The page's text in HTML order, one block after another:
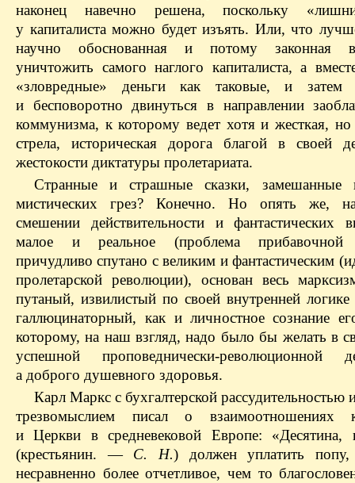
наконец навечно решена, поскольку
у капиталиста можно будет изъять. Или, что
научно обоснованная и потому законная
уничтожить самого наглого капиталиста, а
«зловредные» деньги как таковые, и затем
и бесповоротно двинуться в направлении
коммунизма, к которому ведет хотя и жесткая,
стрела, историческая дорога благой в своей
жестокости диктатуры пролетариата.
Странные и страшные сказки, замешанные
мистических грез? Конечно. Но опять же,
смешении действительности и фантастических
малое и реальное (проблема прибавочной
причудливо спутано с великим и фантастическим
пролетарской революции), основан весь
путаный, извилистый по своей внутренней логике
галлюцинаторный, как и личностное сознание
которому, на наш взгляд, надо было бы желать в
успешной проповеднически-революционной
а доброго душевного здоровья.
Карл Маркс с бухгалтерской
трезвомыслием писал о взаимоотношениях
и Церкви в средневековой Европе: «Десятина,
(крестьянин. — С. Н.) должен уплатить попу,
несравненно более отчетливое, чем то